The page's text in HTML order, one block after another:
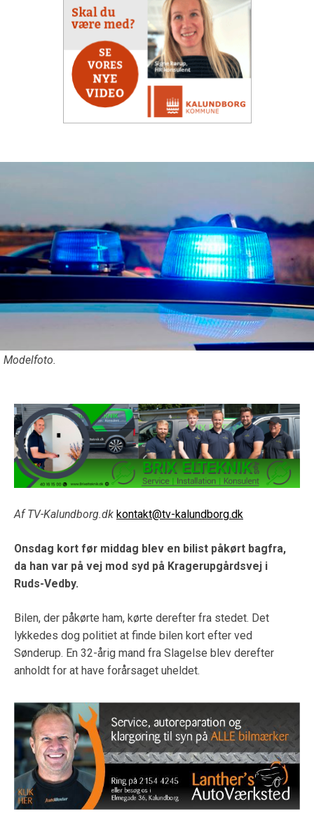
Modelfoto.
Af TV-Kalundborg.dk kontakt@tv-kalundborg.dk
Onsdag kort før middag blev en bilist påkørt bagfra,
da han var på vej mod syd på Kragerupgårdsvej i
Ruds-Vedby.
Bilen, der påkørte ham, kørte derefter fra stedet. Det
lykkedes dog politiet at finde bilen kort efter ved
Sønderup. En 32-årig mand fra Slagelse blev derefter
anholdt for at have forårsaget uheldet.